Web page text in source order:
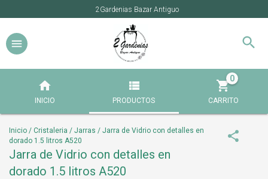
2Gardenias Bazar Antiguo
INICIO PRODUCTOS CARRITO
0
Inicio / Cristaleria / Jarras / Jarra de Vidrio con detalles en
dorado 1.5 litros A520
Jarra de Vidrio con detalles en
dorado 1.5 litros A520